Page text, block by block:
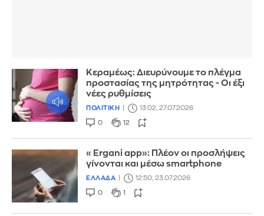
Κεραμέως: Διευρύνουμε το πλέγμα
προστασίας της μητρότητας - Οι έξι
νέες ρυθμίσεις
ΠΟΛΙΤΙΚΗ 13:02, 27.07.2026
0 12
«Ergani app»: Πλέον οι προσλήψεις
γίνονται και μέσω smartphone
ΕΛΛΑΔΑ 12:50, 23.07.2026
0 1